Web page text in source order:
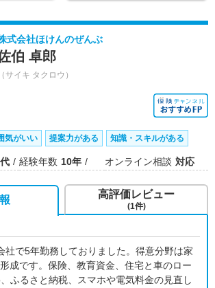
式会社ほけんのぜんぶ
伯 卓郎
（サイキ タクロウ）
気がいい 提案力がある 知識・スキルがある
経験年数 10年 オンライン相談 対応
社で5年勤務しておりました。得意分野は家
成です。保険、教育資金、住宅と車のロー
ふるさと納税、スマホや電気料金の見直し
高評価レビュー
(1件)